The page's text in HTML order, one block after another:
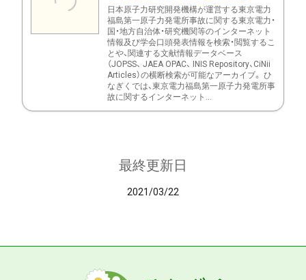
日本原子力研究開発機構が運営する東京電力
福島第一原子力発電所事故に関する東京電力・
国・地方自治体・研究機関等のインターネット
情報及び学会口頭発表情報を検索・閲覧するこ
とや、関連する文献情報データベース
（JOPSS、 JAEA OPAC、 INIS Repository、CiNii
Articles）の横断検索が可能なアーカイブ。 ひ
なぎくでは、東京電力福島第一原子力発電所事
故に関するインターネット...
最終更新日
2021/03/22